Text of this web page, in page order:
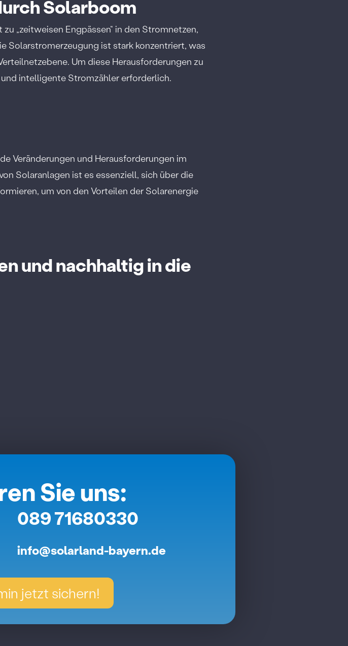
Solarboom
„zeitweisen Engpässen“ in den Stromnetzen,
Solarstromerzeugung ist stark konzentriert, was
Um diese Herausforderungen zu
intelligente Stromzähler erforderlich.
Veränderungen und Herausforderungen im
Solaranlagen ist es essenziell, sich über die
um von den Vorteilen der Solarenergie
und nachhaltig in die
Sie uns:
089 71680330
info@solarland-bayern.de
jetzt sichern!